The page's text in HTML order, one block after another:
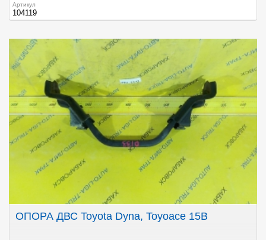
Артикул
104119
ОПОРА ДВС Toyota Dyna, Toyoace 15B